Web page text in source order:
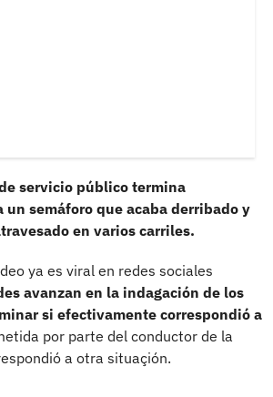
servicio público termina
un semáforo que acaba derribado y
en varios carriles.
ya es viral en redes sociales
avanzan en la indagación de los
si efectivamente correspondió a
por parte del conductor de la
a otra situaçión.